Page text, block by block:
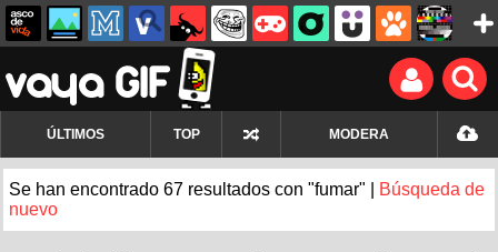
ÚLTIMOS TOP MODERA
Se han encontrado 67 resultados con "fumar" |
Búsqueda de
nuevo